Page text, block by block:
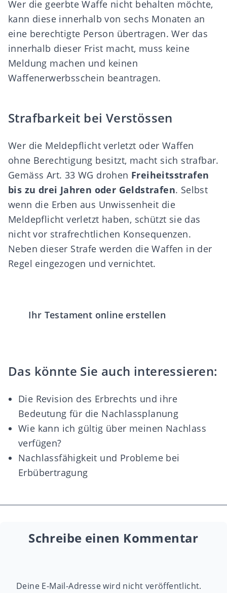
Wer die geerbte Waffe nicht behalten möchte,
kann diese innerhalb von sechs Monaten an
eine berechtigte Person übertragen. Wer das
innerhalb dieser Frist macht, muss keine
Meldung machen und keinen
Waffenerwerbsschein beantragen.
Strafbarkeit bei Verstössen
Wer die Meldepflicht verletzt oder Waffen
ohne Berechtigung besitzt, macht sich strafbar.
Gemäss Art. 33 WG drohen Freiheitsstrafen
bis zu drei Jahren oder Geldstrafen. Selbst
wenn die Erben aus Unwissenheit die
Meldepflicht verletzt haben, schützt sie das
nicht vor strafrechtlichen Konsequenzen.
Neben dieser Strafe werden die Waffen in der
Regel eingezogen und vernichtet.
Ihr Testament online erstellen
Das könnte Sie auch interessieren:
Die Revision des Erbrechts und ihre
Bedeutung für die Nachlassplanung
Wie kann ich gültig über meinen Nachlass
verfügen?
Nachlassfähigkeit und Probleme bei
Erbübertragung
Schreibe einen Kommentar
Deine E-Mail-Adresse wird nicht veröffentlicht.